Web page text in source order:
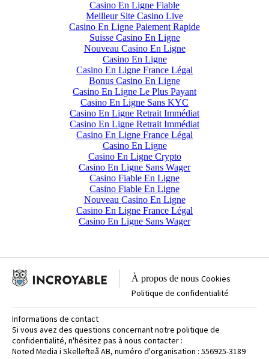
Casino En Ligne Fiable
Meilleur Site Casino Live
Casino En Ligne Paiement Rapide
Suisse Casino En Ligne
Nouveau Casino En Ligne
Casino En Ligne
Casino En Ligne France Légal
Bonus Casino En Ligne
Casino En Ligne Le Plus Payant
Casino En Ligne Sans KYC
Casino En Ligne Retrait Immédiat
Casino En Ligne Retrait Immédiat
Casino En Ligne France Légal
Casino En Ligne
Casino En Ligne Crypto
Casino En Ligne Sans Wager
Casino Fiable En Ligne
Casino Fiable En Ligne
Nouveau Casino En Ligne
Casino En Ligne France Légal
Casino En Ligne Sans Wager
À propos de nous Cookies
Politique de confidentialité
Informations de contact
Si vous avez des questions concernant notre politique de
confidentialité, n'hésitez pas à nous contacter :
Noted Media i Skellefteå AB, numéro d'organisation : 556925-3189